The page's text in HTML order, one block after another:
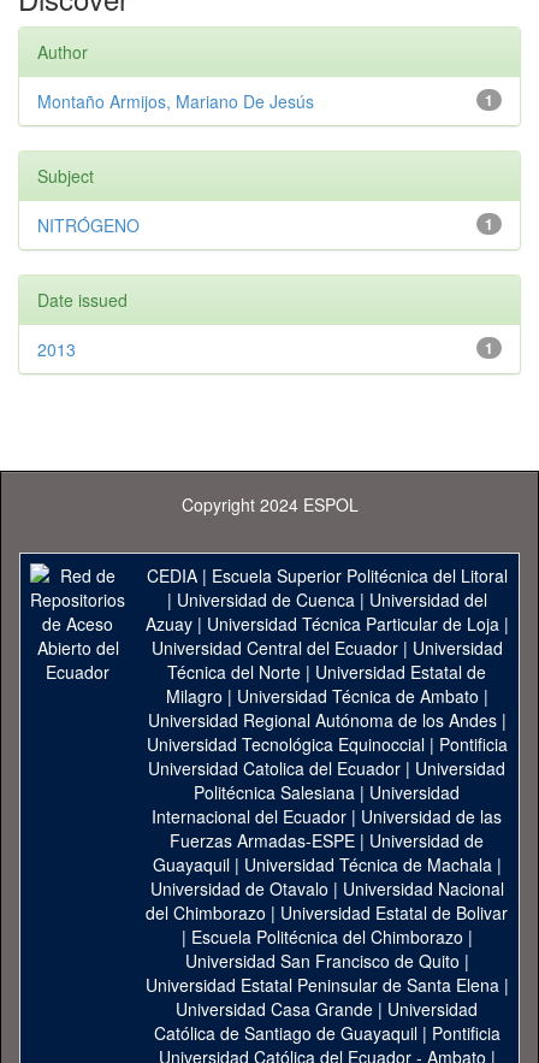
Author
1
Montaño Armijos, Mariano De Jesús
Subject
1
NITRÓGENO
Date issued
1
2013
Copyright 2024 ESPOL
CEDIA| Escuela Superior Politécnica del Litoral
| Universidad de Cuenca| Universidad del
Azuay| Universidad Técnica Particular de Loja|
Universidad Central del Ecuador| Universidad
Técnica del Norte | Universidad Estatal de
Milagro | Universidad Técnica de Ambato |
Universidad Regional Autónoma de los Andes|
Universidad Tecnológica Equinoccial| Pontificia
Universidad Catolica del Ecuador | Universidad
Politécnica Salesiana | Universidad
Internacional del Ecuador | Universidad de las
Fuerzas Armadas-ESPE | Universidad de
Guayaquil| Universidad Técnica de Machala|
Universidad de Otavalo | Universidad Nacional
del Chimborazo | Universidad Estatal de Bolivar
| Escuela Politécnica del Chimborazo |
Universidad San Francisco de Quito |
Universidad Estatal Peninsular de Santa Elena|
Universidad Casa Grande | Universidad
Católica de Santiago de Guayaquil| Pontificia
Universidad Católica del Ecuador - Ambato |